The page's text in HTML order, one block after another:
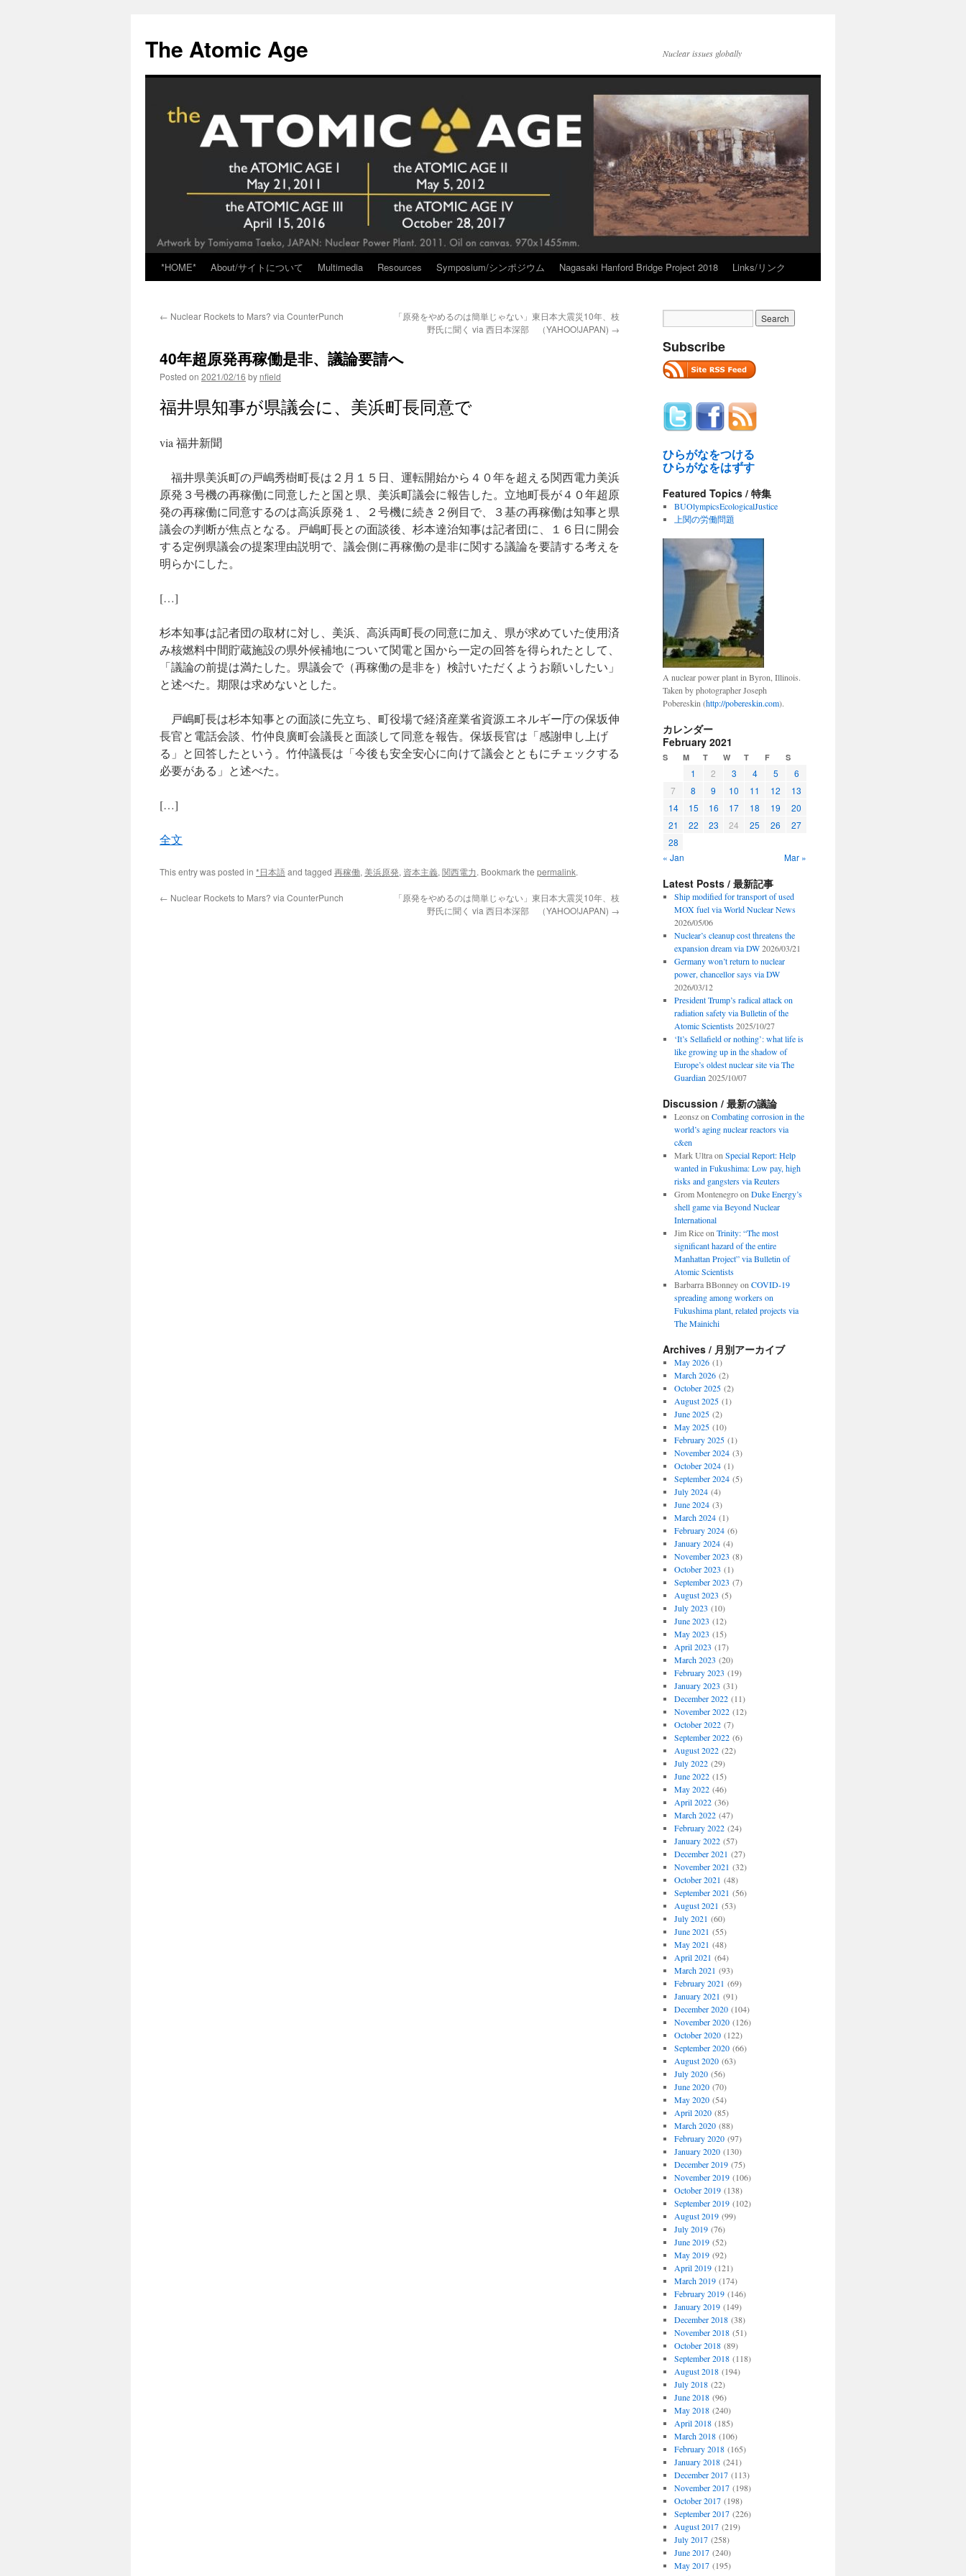
content
The Atomic Age Nuclear issues globally
*HOME* About/サイトについて Multimedia Resources Symposium/シンポジウム Nagasaki Hanford Bridge Project 2018 Links/リンク
← Nuclear Rockets to Mars? via CounterPunch
「原発をやめるのは簡単じゃない」東日本大震災10年、枝
野氏に聞く via 西日本深部 （YAHOO!JAPAN) →
40年超原発再稼働是非、議論要請へ
Posted on 2021/02/16 by nfield
福井県知事が県議会に、美浜町長同意で
via 福井新聞
福井県美浜町の戸嶋秀樹町長は２月１５日、運転開始から４０年を超える関西電力美浜
原発３号機の再稼働に同意したと国と県、美浜町議会に報告した。立地町長が４０年超原
発の再稼働に同意するのは高浜原発１、２号機に続き２例目で、３基の再稼働は知事と県
議会の判断が焦点となる。戸嶋町長との面談後、杉本達治知事は記者団に、１６日に開会
する定例県議会の提案理由説明で、議会側に再稼働の是非に関する議論を要請する考えを
明らかにした。
[…]
杉本知事は記者団の取材に対し、美浜、高浜両町長の同意に加え、県が求めていた使用済
み核燃料中間貯蔵施設の県外候補地について関電と国から一定の回答を得られたとして、
「議論の前提は満たした。県議会で（再稼働の是非を）検討いただくようお願いしたい」
と述べた。期限は求めないとした。
戸嶋町長は杉本知事との面談に先立ち、町役場で経済産業省資源エネルギー庁の保坂伸
長官と電話会談、竹仲良廣町会議長と面談して同意を報告。保坂長官は「感謝申し上げ
る」と回答したという。竹仲議長は「今後も安全安心に向けて議会とともにチェックする
必要がある」と述べた。
[…]
全文
This entry was posted in *日本語and tagged 再稼働, 美浜原発, 資本主義, 関西電力. Bookmark the permalink.
← Nuclear Rockets to Mars? via CounterPunch
「原発をやめるのは簡単じゃない」東日本大震災10年、枝
野氏に聞く via 西日本深部 （YAHOO!JAPAN) →
Subscribe
ひらがなをつける
ひらがなをはずす
Featured Topics / 特集
BUOlympicsEcologicalJustice
上関の労働問題
A nuclear power plant in Byron, Illinois.
Taken by photographer Joseph
Pobereskin (http://pobereskin.com).
カレンダー
February 2021
S M T W T F S
1 2 3 4 5
6
7
8 9 10 11 12
13
14
15 16 17 18 19
20
21
22 23 24 25 26
27
28
« Jan
Mar »
Latest Posts / 最新記事
Ship modified for transport of used
MOX fuel via World Nuclear News
2026/05/06
Nuclear’s cleanup cost threatens the
expansion dream via DW 2026/03/21
Germany won’t return to nuclear
power, chancellor says via DW
2026/03/12
President Trump’s radical attack on
radiation safety via Bulletin of the
Atomic Scientists 2025/10/27
‘It’s Sellafield or nothing’: what life is
like growing up in the shadow of
Europe’s oldest nuclear site via The
Guardian 2025/10/07
Discussion / 最新の議論
Leonszon Combating corrosion in the
world’s aging nuclear reactors via
c&en
Mark Ultraon Special Report: Help
wanted in Fukushima: Low pay, high
risks and gangsters via Reuters
Grom Montenegroon Duke Energy’s
shell game via Beyond Nuclear
International
Jim Riceon Trinity: “The most
significant hazard of the entire
Manhattan Project” via Bulletin of
Atomic Scientists
Barbarra BBonneyon COVID-19
spreading among workers on
Fukushima plant, related projects via
The Mainichi
Archives / 月別アーカイブ
May 2026(1)
March 2026(2)
October 2025(2)
August 2025(1)
June 2025(2)
May 2025(10)
February 2025(1)
November 2024(3)
October 2024(1)
September 2024(5)
July 2024(4)
June 2024(3)
March 2024(1)
February 2024(6)
January 2024(4)
November 2023 (8)
October 2023 (1)
September 2023 (7)
August 2023 (5)
July 2023 (10)
June 2023 (12)
May 2023 (15)
April 2023 (17)
March 2023 (20)
February 2023 (19)
January 2023 (31)
December 2022(11)
November 2022(12)
October 2022(7)
September 2022(6)
August 2022(22)
July 2022(29)
June 2022(15)
May 2022(46)
April 2022(36)
March 2022(47)
February 2022(24)
January 2022(57)
December 2021 (27)
November 2021 (32)
October 2021 (48)
September 2021 (56)
August 2021 (53)
July 2021 (60)
June 2021 (55)
May 2021 (48)
April 2021 (64)
March 2021 (93)
February 2021 (69)
January 2021 (91)
December 2020(104)
November 2020(126)
October 2020(122)
September 2020(66)
August 2020(63)
July 2020(56)
June 2020(70)
May 2020(54)
April 2020(85)
March 2020(88)
February 2020(97)
January 2020(130)
December 2019(75)
November 2019(106)
October 2019(138)
September 2019(102)
August 2019(99)
July 2019(76)
June 2019(52)
May 2019(92)
April 2019(121)
March 2019(174)
February 2019(146)
January 2019(149)
December 2018(38)
November 2018(51)
October 2018(89)
September 2018(118)
August 2018(194)
July 2018(22)
June 2018(96)
May 2018(240)
April 2018(185)
March 2018(106)
February 2018(165)
January 2018(241)
December 2017(113)
November 2017(198)
October 2017(198)
September 2017(226)
August 2017(219)
July 2017(258)
June 2017(240)
May 2017(195)